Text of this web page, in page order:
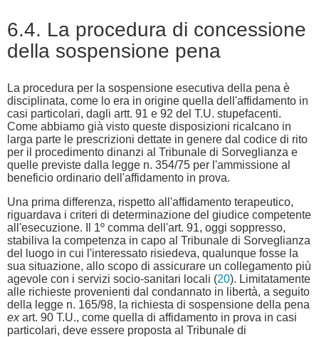
6.4. La procedura di concessione
della sospensione pena
La procedura per la sospensione esecutiva della pena è
disciplinata, come lo era in origine quella dell'affidamento in
casi particolari, dagli artt. 91 e 92 del T.U. stupefacenti.
Come abbiamo già visto queste disposizioni ricalcano in
larga parte le prescrizioni dettate in genere dal codice di rito
per il procedimento dinanzi al Tribunale di Sorveglianza e
quelle previste dalla legge n. 354/75 per l'ammissione al
beneficio ordinario dell'affidamento in prova.
Una prima differenza, rispetto all'affidamento terapeutico,
riguardava i criteri di determinazione del giudice competente
all'esecuzione. Il 1º comma dell'art. 91, oggi soppresso,
stabiliva la competenza in capo al Tribunale di Sorveglianza
del luogo in cui l'interessato risiedeva, qualunque fosse la
sua situazione, allo scopo di assicurare un collegamento più
agevole con i servizi socio-sanitari locali (20). Limitatamente
alle richieste provenienti dal condannato in libertà, a seguito
della legge n. 165/98, la richiesta di sospensione della pena
exart. 90 T.U., come quella di affidamento in prova in casi
particolari, deve essere proposta al Tribunale di